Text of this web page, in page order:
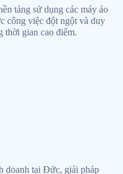
tảng sử dụng các máy ảo
công việc đột ngột và duy
thời gian cao điểm.
doanh tại Đức, giải pháp